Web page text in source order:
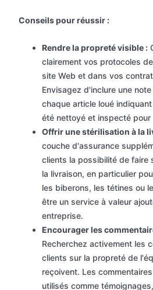
Conseils pour réussir :
Rendre la propreté visible :
clairement vos protocoles
site Web et dans vos
Envisagez d'inclure une
chaque article loué
été nettoyé et inspecté pour
Offrir une stérilisation à la
couche d'assurance
clients la possibilité de faire
la livraison, en particulier
les biberons, les tétines ou
être un service à valeur
entreprise.
Encourager les
Recherchez activement les
clients sur la propreté de
reçoivent. Les
utilisés comme